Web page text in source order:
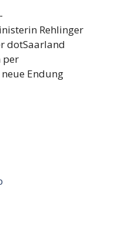
Rehlinger
dotSaarland
per
Endung